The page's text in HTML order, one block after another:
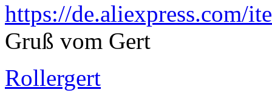
https://de.aliexpress.com/
Gruß vom Gert
Rollergert